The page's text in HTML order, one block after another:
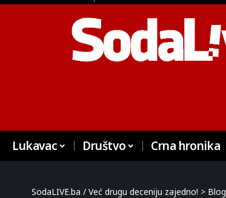
Lukavac Društvo Crna hronika
SodaLIVE.ba / Već drugu deceniju zajedno! > Blog